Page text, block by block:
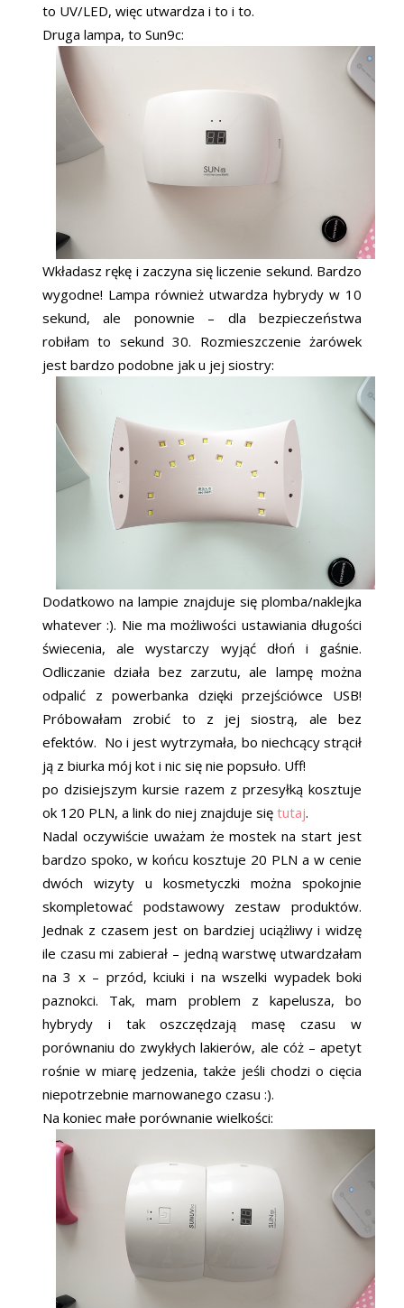
to UV/LED, więc utwardza i to i to.
Druga lampa, to Sun9c:
Wkładasz rękę i zaczyna się liczenie sekund. Bardzo
wygodne! Lampa również utwardza hybrydy w 10
sekund, ale ponownie – dla bezpieczeństwa
robiłam to sekund 30. Rozmieszczenie żarówek
jest bardzo podobne jak u jej siostry:
Dodatkowo na lampie znajduje się plomba/naklejka
whatever :). Nie ma możliwości ustawiania długości
świecenia, ale wystarczy wyjąć dłoń i gaśnie.
Odliczanie działa bez zarzutu, ale lampę można
odpalić z powerbanka dzięki przejściówce USB!
Próbowałam zrobić to z jej siostrą, ale bez
efektów. No i jest wytrzymała, bo niechcący strącił
ją z biurka mój kot i nic się nie popsuło. Uff!
po dzisiejszym kursie razem z przesyłką kosztuje
ok 120 PLN, a link do niej znajduje się tutaj.
Nadal oczywiście uważam że mostek na start jest
bardzo spoko, w końcu kosztuje 20 PLN a w cenie
dwóch wizyty u kosmetyczki można spokojnie
skompletować podstawowy zestaw produktów.
Jednak z czasem jest on bardziej uciążliwy i widzę
ile czasu mi zabierał – jedną warstwę utwardzałam
na 3 x – przód, kciuki i na wszelki wypadek boki
paznokci. Tak, mam problem z kapelusza, bo
hybrydy i tak oszczędzają masę czasu w
porównaniu do zwykłych lakierów, ale cóż – apetyt
rośnie w miarę jedzenia, także jeśli chodzi o cięcia
niepotrzebnie marnowanego czasu :).
Na koniec małe porównanie wielkości: